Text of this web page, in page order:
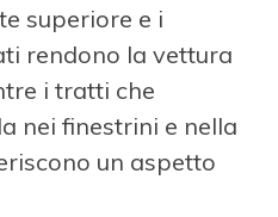
superiore e i
rendono la vettura
i tratti che
nei finestrini e nella
un aspetto